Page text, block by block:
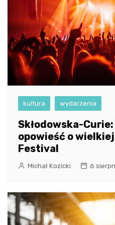
kultura wydarzenia
Skłodowska-
opowieść o
Festival
Michał Kozicki 6